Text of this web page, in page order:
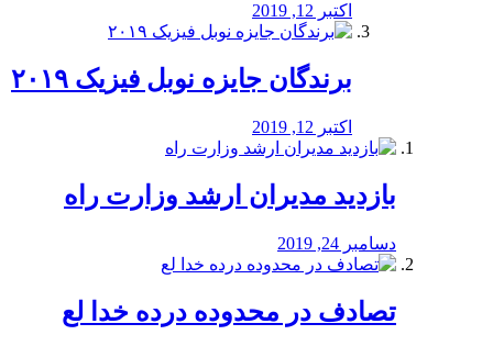
اکتبر 12, 2019
برندگان جایزه نوبل فیزیک ۲۰۱۹
اکتبر 12, 2019
بازدید مدیران ارشد وزارت راه
دسامبر 24, 2019
تصادف در محدوده درده خدا لع